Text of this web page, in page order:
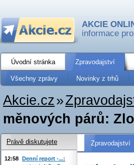
AKCIE
informace
Úvodní stránka Zpravodajství
Všechny zprávy Novinky z trhů
Akcie.cz»
měnových párů:
Zpravodajství
Právě diskutujete
12:58 Denní report -...: